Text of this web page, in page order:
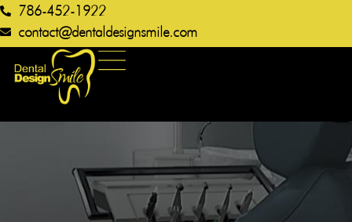
786-452-1922
contact@dentaldesignsmile.com​